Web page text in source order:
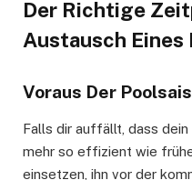
Der Richtige
Austausch
Voraus Der
Falls dir auffällt, dass
mehr so effizient wie
einsetzen, ihn vor der